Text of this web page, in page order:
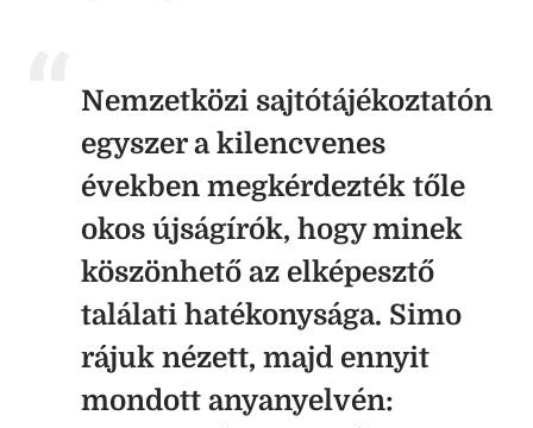
Nemzetközi sajtótájékoztatón
egyszer a kilencvenes
években megkérdezték tőle
okos újságírók, hogy minek
köszönhető az elképesztő
találati hatékonysága. Simo
rájuk nézett, majd ennyit
mondott anyanyelvén: